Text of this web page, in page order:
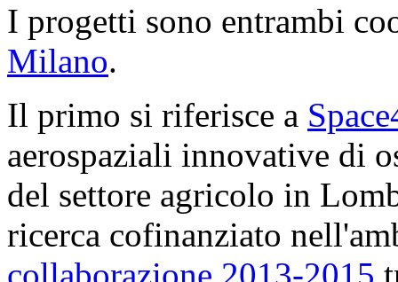
I progetti sono entrambi
Milano.
Il primo si riferisce a
aerospaziali innovative di
del settore agricolo in
ricerca cofinanziato
collaborazione 2013-2015